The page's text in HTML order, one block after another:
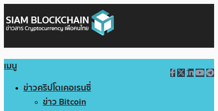
เมนู
ข่าวคริปโตเคอเรนซี่
ข่าว Bitcoin